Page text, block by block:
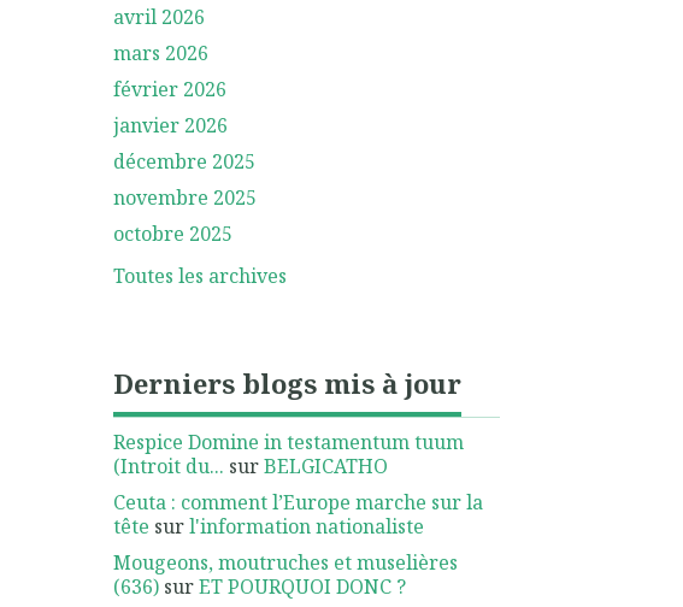
avril 2026
mars 2026
février 2026
janvier 2026
décembre 2025
novembre 2025
octobre 2025
Toutes les archives
Derniers blogs mis à jour
Respice Domine in testamentum tuum
(Introit du... surBELGICATHO
Ceuta : comment l’Europe marche sur la
tête surl'information nationaliste
Mougeons, moutruches et muselières
(636)surET POURQUOI DONC ?